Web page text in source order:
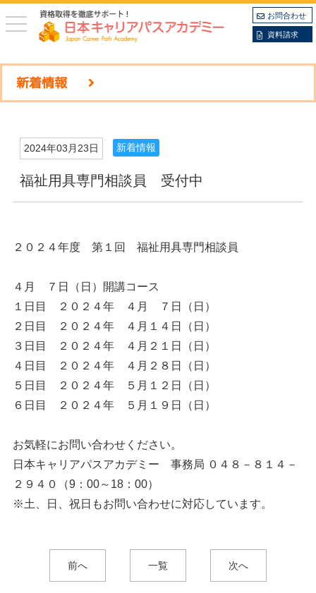
toggle
navigation
お問合わせ
資料請求
新着情報
2024年03月23日 新着情報
福祉用具専門相談員 受付中
２０２４年度 第１回 福祉用具専門相談員
４月 ７日（日）開講コース
１日目 ２０２４年 ４月 ７日（日）
２日目 ２０２４年 ４月１４日（日）
３日目 ２０２４年 ４月２１日（日）
４日目 ２０２４年 ４月２８日（日）
５日目 ２０２４年 ５月１２日（日）
６日目 ２０２４年 ５月１９日（日）
お気軽にお問い合わせください。
日本キャリアパスアカデミー 事務局 ０４８－８１４－
２９４０（9：00～18：00）
※土、日、祝日もお問い合わせに対応しています。
前へ 一覧 次へ